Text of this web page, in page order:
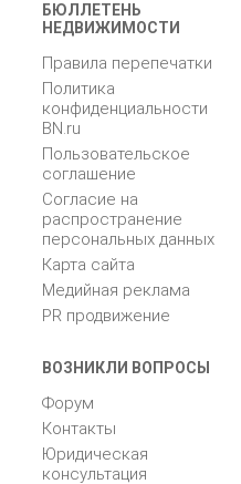
БЮЛЛЕТЕНЬ
НЕДВИЖИМОСТИ
Правила перепечатки
Политика
конфиденциальности
BN.ru
Пользовательское
соглашение
Согласие на
распространение
персональных данных
Карта сайта
Медийная реклама
PR продвижение
ВОЗНИКЛИ ВОПРОСЫ
Форум
Контакты
Юридическая
консультация